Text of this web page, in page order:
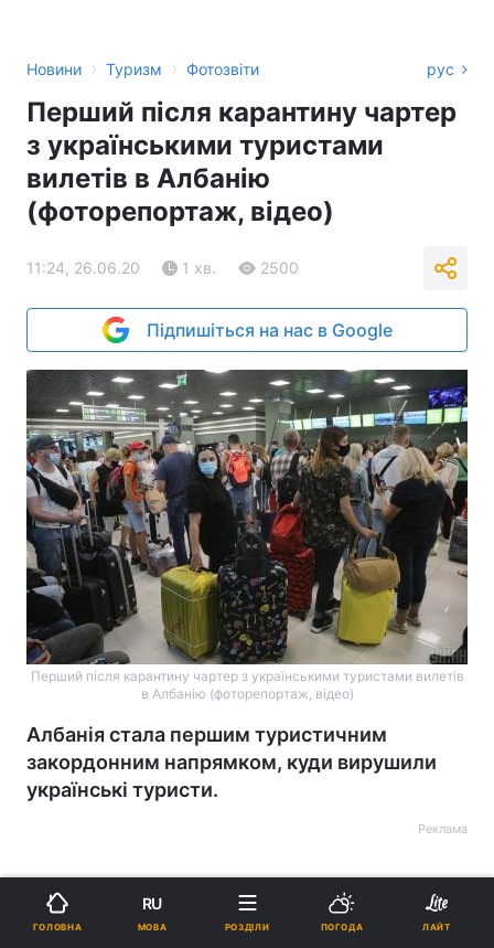
Новини › Туризм › Фотозвіти рус
Перший після карантину чартер
з українськими туристами
вилетів в Албанію
(фоторепортаж, відео)
11:24, 26.06.20 1 хв. 2500
Підпишіться на нас в Google
Перший після карантину чартер з українськими туристами вилетів
в Албанію (фоторепортаж, відео)
Албанія стала першим туристичним
закордонним напрямком, куди вирушили
українські туристи.
Реклама
ГОЛОВНА
RU
МОВА РОЗДІЛИ ПОГОДА ЛАЙТ